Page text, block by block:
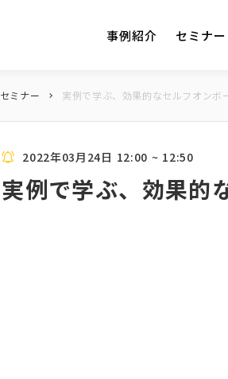
事例紹介 セミナー
セミナー keyboard_arrow_right 実例で学ぶ、効果的なセルフオンボ
2022年03月24日 12:00 ~ 12:50
実例で学ぶ、効果的